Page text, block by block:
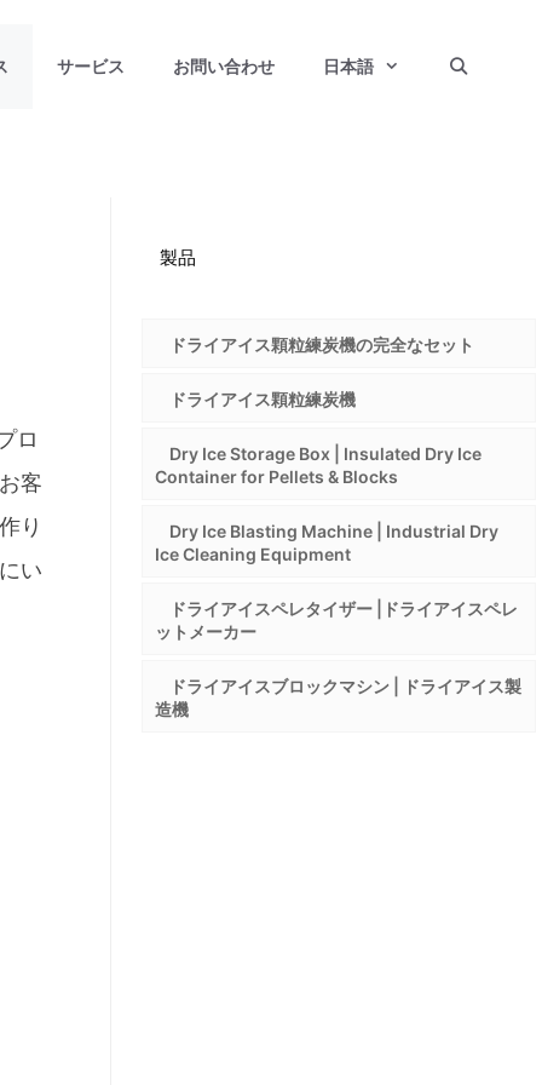
サービス お問い合わせ 日本語
ロ
客
り
い
製品
ドライアイス顆粒練炭機の完全なセット
ドライアイス顆粒練炭機
Dry Ice Storage Box | Insulated Dry Ice
Container for Pellets & Blocks
Dry Ice Blasting Machine | Industrial Dry
Ice Cleaning Equipment
ドライアイスペレタイザー |ドライアイスペレ
ットメーカー
ドライアイスブロックマシン | ドライアイス製
造機